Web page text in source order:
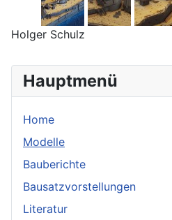
Hauptmenü
Home
Modelle
Bauberichte
Bausatzvorstellungen
Literatur
Holger Schulz